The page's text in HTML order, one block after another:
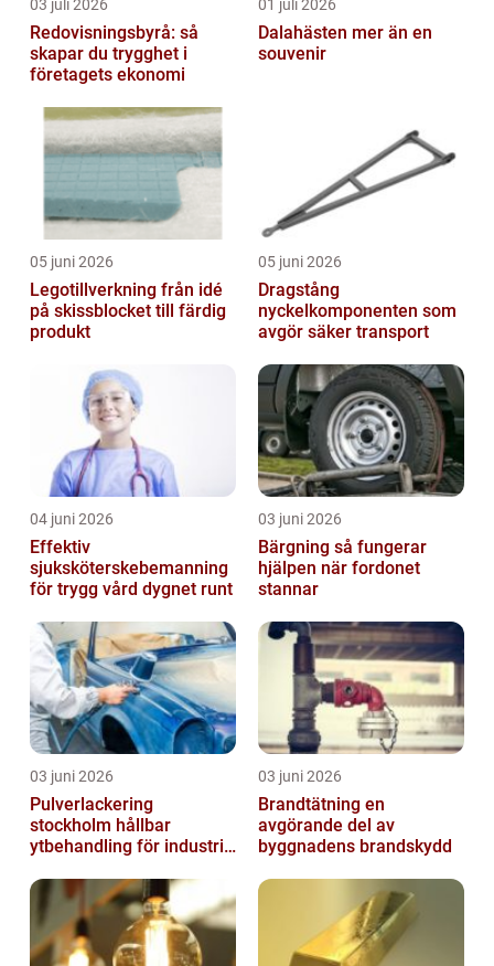
03 juli 2026
Redovisningsbyrå: så
skapar du trygghet i
företagets ekonomi
01 juli 2026
Dalahästen mer än en
souvenir
05 juni 2026
Legotillverkning från idé
på skissblocket till färdig
produkt
05 juni 2026
Dragstång
nyckelkomponenten som
avgör säker transport
04 juni 2026
Effektiv
sjuksköterskebemanning
för trygg vård dygnet runt
03 juni 2026
Bärgning så fungerar
hjälpen när fordonet
stannar
03 juni 2026
Pulverlackering
stockholm hållbar
ytbehandling för industri
03 juni 2026
Brandtätning en
avgörande del av
byggnadens brandskydd